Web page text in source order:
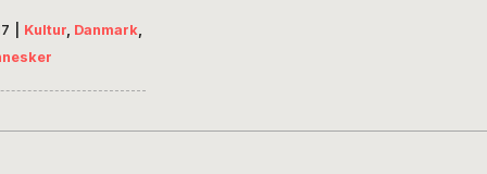
til
der er
jævne
og hver
læser om det,
Kultur, Danmark,